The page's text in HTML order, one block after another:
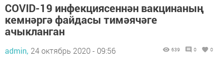
COVID-19 инфекциясеннән вакцинаның
кемнәргә файдасы тимәячәге
ачыкланган
admin, 24 октябрь 2020 - 09:56 639 0 0